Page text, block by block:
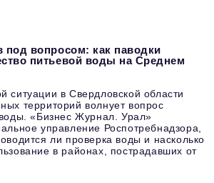
под вопросом: как паводки
питьевой воды на Среднем
ситуации в Свердловской области
территорий волнует вопрос
воды. «Бизнес Журнал. Урал»
управление Роспотребнадзора,
ли проверка воды и насколько
в районах, пострадавших от